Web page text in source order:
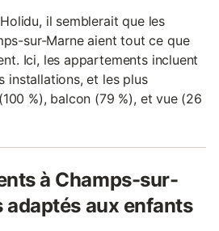
il semblerait que les
sur-Marne aient tout ce que
Ici, les appartements incluent
installations, et les plus
%), balcon (79 %), et vue (26
à Champs-sur-
aux enfants